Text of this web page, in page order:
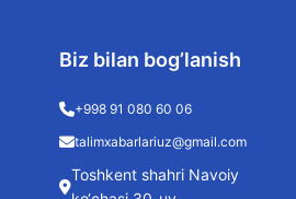
Biz bilan bog’lanish
+998 91 080 60 06
talimxabarlariuz@gmail.com
Toshkent shahri Navoiy